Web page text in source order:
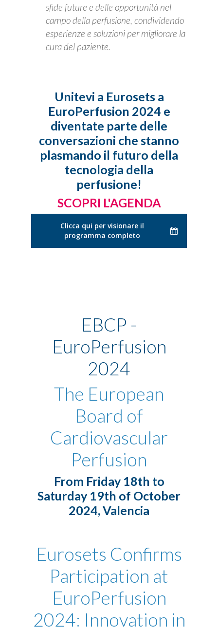
sfide future e delle opportunità nel
campo della perfusione, condividendo
esperienze e soluzioni per migliorare la
cura del paziente.
Unitevi a Eurosets a
EuroPerfusion 2024 e
diventate parte delle
conversazioni che stanno
plasmando il futuro della
tecnologia della
perfusione!
SCOPRI L'AGENDA
Clicca qui per visionare il
programma completo
EBCP -
EuroPerfusion
2024
The European
Board of
Cardiovascular
Perfusion
From Friday 18th to
Saturday 19th of October
2024, Valencia
Eurosets Confirms
Participation at
EuroPerfusion
2024: Innovation in